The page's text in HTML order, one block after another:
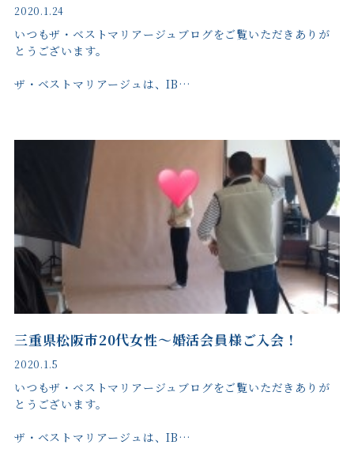
2020.1.24
いつもザ・ベストマリアージュブログをご覧いただきありが
とうございます。
ザ・ベストマリアージュは、IB…
三重県松阪市20代女性～婚活会員様ご入会！
2020.1.5
いつもザ・ベストマリアージュブログをご覧いただきありが
とうございます。
ザ・ベストマリアージュは、IB…